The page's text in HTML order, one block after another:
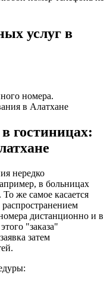
услуг в
номера.
в Алатхане
гостиницах:
нередко
в больницах
же самое касается
дистанционно и в
"заказа"
затем